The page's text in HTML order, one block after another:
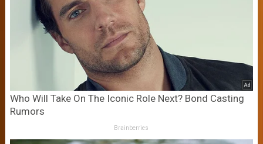
Who Will Take On The Iconic Role Next? Bond Casting
Rumors
Brainberries